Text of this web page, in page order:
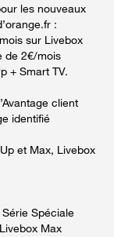
les nouveaux
:
sur Livebox
de 2€/mois
+ Smart TV.
client
identifié
et Max, Livebox
Spéciale
Max